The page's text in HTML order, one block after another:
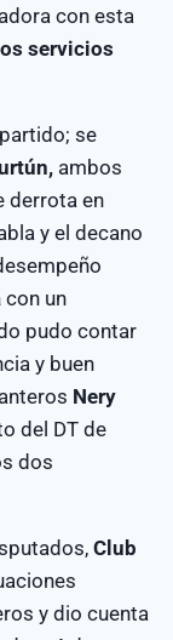
con esta
servicios
se
ambos
derrota en
y el decano
con un
pudo contar
y buen
Nery
del DT de
dos
Club
y dio cuenta